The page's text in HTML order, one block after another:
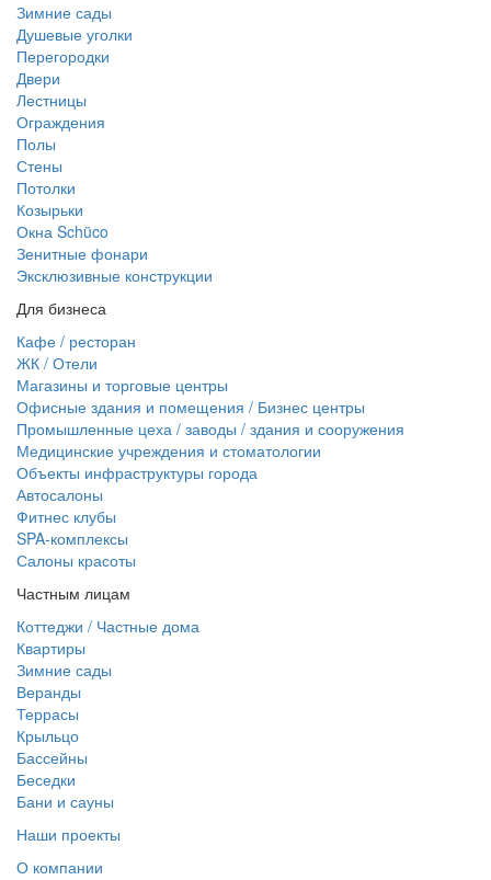
Зимние сады
Душевые уголки
Перегородки
Двери
Лестницы
Ограждения
Полы
Стены
Потолки
Козырьки
Окна Schüco
Зенитные фонари
Эксклюзивные конструкции
Для бизнеса
Кафе / ресторан
ЖК / Отели
Магазины и торговые центры
Офисные здания и помещения / Бизнес центры
Промышленные цеха / заводы / здания и сооружения
Медицинские учреждения и стоматологии
Объекты инфраструктуры города
Автосалоны
Фитнес клубы
SPA-комплексы
Салоны красоты
Частным лицам
Коттеджи / Частные дома
Квартиры
Зимние сады
Веранды
Террасы
Крыльцо
Бассейны
Беседки
Бани и сауны
Наши проекты
О компании